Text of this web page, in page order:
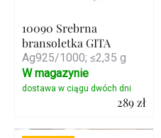
10090 Srebrna
bransoletka GITA
Ag925/1000; ≤2,35 g
289 zł
Szczegóły
W magazynie